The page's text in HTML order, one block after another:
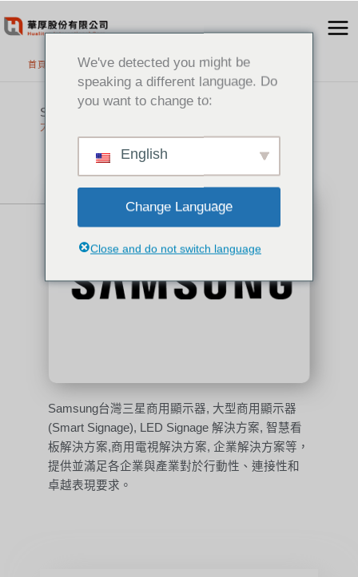
至
首頁 代理品牌
Samsung​
大型商用顯示器和智慧看板解決方案​
Samsung台灣三星商用顯示器, 大型商用顯示器
(Smart Signage), LED Signage 解決方案, 智慧看
板解決方案,商用電視解決方案, 企業解決方案等，
提供並滿足各企業與產業對於行動性、連接性和
卓越表現要求。
We've detected you might be
speaking a different language. Do
you want to change to:
English
Change Language
Close and do not switch language